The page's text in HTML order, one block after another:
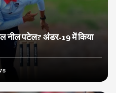
नील पटेल? अंडर-19 में किया